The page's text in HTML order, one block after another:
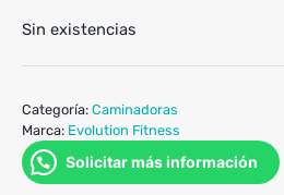
Sin existencias
Categoría: Caminadoras
Marca: Evolution Fitness
Solicitar más información